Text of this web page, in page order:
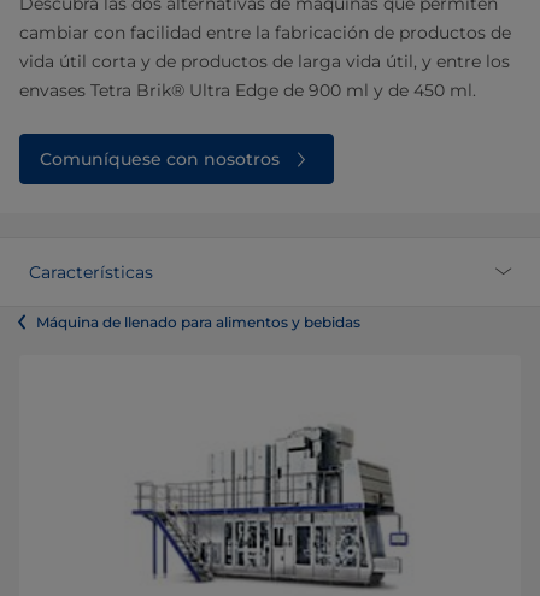
cambiar con facilidad entre la fabricación de productos de
vida útil corta y de productos de larga vida útil, y entre los
envases Tetra Brik® Ultra Edge de 900 ml y de 450 ml.
Comuníquese con nosotros
Características
Máquina de llenado para alimentos y bebidas